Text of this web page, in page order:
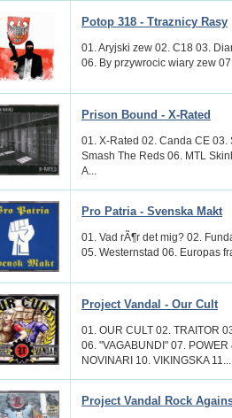
Potop 318 - Ttraznicy Rasy
01. Aryjski zew 02. C18 03.
06. By przywrocic wiary zew
Prison Bound - X-Rated
01. X-Rated 02. Canda CE
Smash The Reds 06. MTL
A...
Pro Patria - Svenska Makt
01. Vad rÃ¶r det mig? 02.
05. Westernstad 06. Europas
Project Vandal - Our Cult
01. OUR CULT 02. TRAITOR
06. "VAGABUNDI" 07.
NOVINARI 10. VIKINGSKA
Project Vandal Rock